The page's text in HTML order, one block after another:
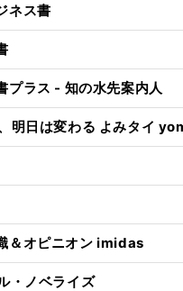
ネス書
プラス - 知の水先案内人
明日は変わる よみタイ
＆オピニオン imidas
・ノベライズ